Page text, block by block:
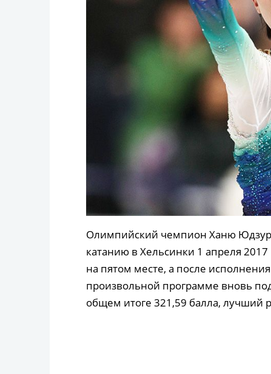
Олимпийский чемпион Ханю
катанию в Хельсинки 1 апреля
на пятом месте, а после
произвольной программе вновь
общем итоге 321,59 балла, лучший